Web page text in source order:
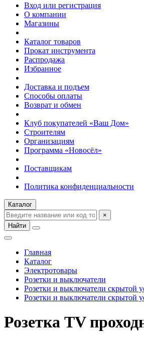
Вход или регистрация
О компании
Магазины
Каталог товаров
Прокат инструмента
Распродажа
Избранное
Доставка и подъем
Способы оплаты
Возврат и обмен
Клуб покупателей «Ваш Дом»
Строителям
Организациям
Программа «Новосёл»
Поставщикам
Политика конфиденциальности
Каталог
×
Найти
Главная
Каталог
Электротовары
Розетки и выключатели
Розетки и выключатели скрытой
Розетки и выключатели скрытой
Розетка TV